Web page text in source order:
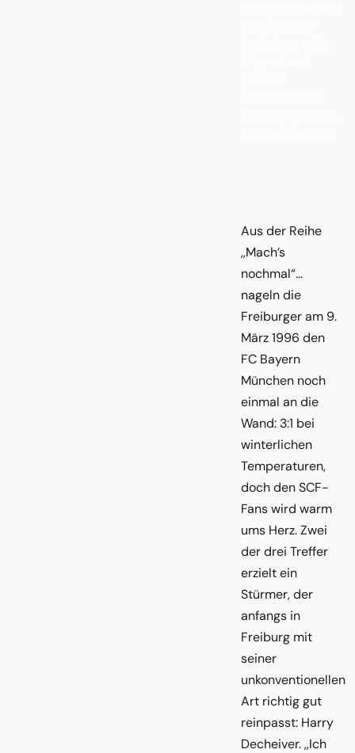
Aus der Reihe
,,Mach’s
nochmal“…
nageln die
Freiburger am 9.
März 1996 den
FC Bayern
München noch
einmal an die
Wand: 3:1 bei
winterlichen
Temperaturen,
doch den SCF-
Fans wird warm
ums Herz. Zwei
der drei Treffer
erzielt ein
Stürmer, der
anfangs in
Freiburg mit
seiner
unkonventionellen
Art richtig gut
reinpasst: Harry
Decheiver. ,,Ich